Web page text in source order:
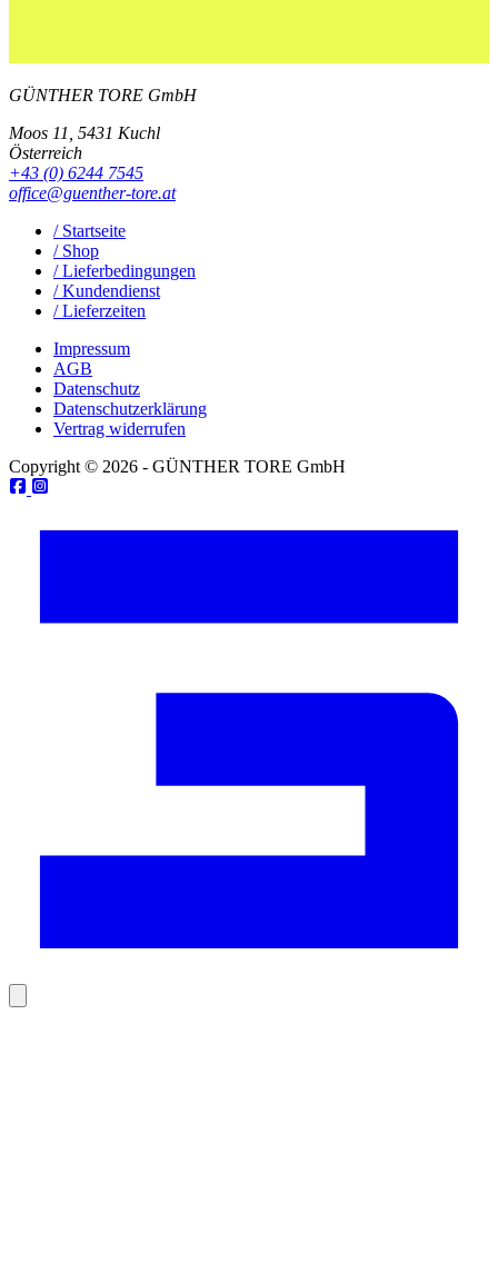
GÜNTHER TORE GmbH
Moos 11, 5431 Kuchl
Österreich
+43 (0) 6244 7545
office@guenther-tore.at
/ Startseite
/ Shop
/ Lieferbedingungen
/ Kundendienst
/ Lieferzeiten
Impressum
AGB
Datenschutz
Datenschutzerklärung
Vertrag widerrufen
Copyright © 2026 - GÜNTHER TORE GmbH